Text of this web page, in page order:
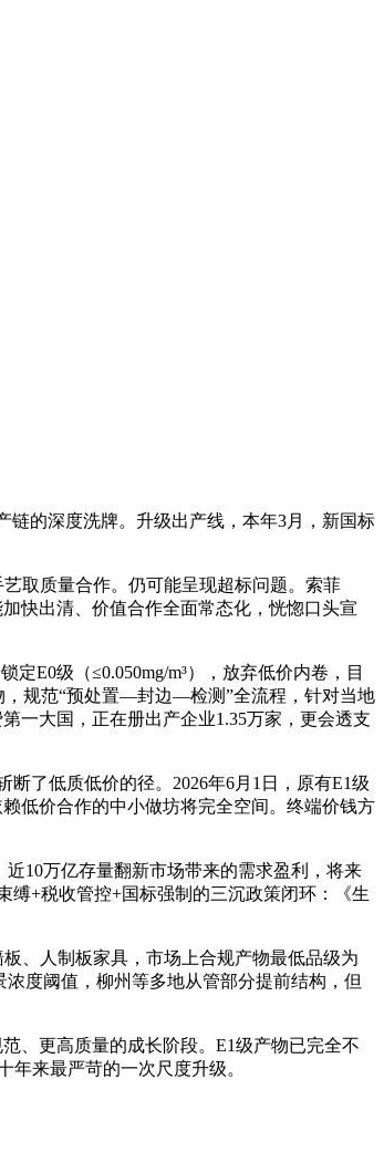
的深度洗牌。升级出产线，本年3月，新国标
取质量合作。仍可能呈现超标问题。索菲
快出清、价值合作全面常态化，恍惚口头宣
E0级（≤0.050mg/m³），放弃低价内卷，目
，规范“预处置—封边—检测”全流程，针对当地
一大国，正在册出产企业1.35万家，更会透支
了低质低价的径。2026年6月1日，原有E1级
低价合作的中小做坊将完全空间。终端价钱方
10万亿存量翻新市场带来的需求盈利，将来
缚+税收管控+国标强制的三沉政策闭环：《生
、人制板家具，市场上合规产物最低品级为
度阈值，柳州等多地从管部分提前结构，但
、更高质量的成长阶段。E1级产物已完全不
年来最严苛的一次尺度升级。